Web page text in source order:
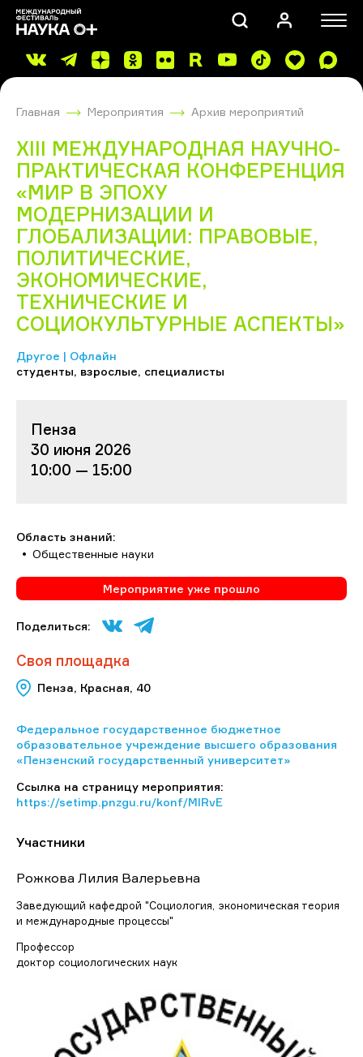
Главная Мероприятия Архив мероприятий
XIII МЕЖДУНАРОДНАЯ НАУЧНО-
ПРАКТИЧЕСКАЯ КОНФЕРЕНЦИЯ
«МИР В ЭПОХУ
МОДЕРНИЗАЦИИ И
ГЛОБАЛИЗАЦИИ: ПРАВОВЫЕ,
ПОЛИТИЧЕСКИЕ,
ЭКОНОМИЧЕСКИЕ,
ТЕХНИЧЕСКИЕ И
СОЦИОКУЛЬТУРНЫЕ АСПЕКТЫ»
Другое | Офлайн
студенты, взрослые, специалисты
Пенза
30 июня 2026
10:00 — 15:00
Область знаний:
Общественные науки
Мероприятие уже прошло
Поделиться:
Своя площадка
Пенза, Красная, 40
Федеральное государственное бюджетное
образовательное учреждение высшего образования
«Пензенский государственный университет»
Ссылка на страницу мероприятия:
https://setimp.pnzgu.ru/konf/MIRvE
Участники
Рожкова Лилия Валерьевна
Заведующий кафедрой "Социология, экономическая теория
и международные процессы"
Профессор
доктор социологических наук